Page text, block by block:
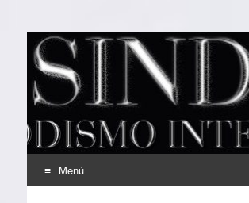
EL SINDICAL
Periodismo Inteligente
Menú